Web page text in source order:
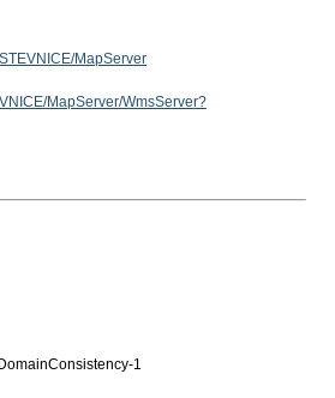
MapServer
MapServer/WmsServer?
1